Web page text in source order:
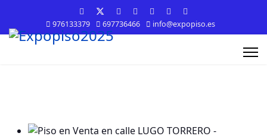
976133379 697736466 info@expopiso.es